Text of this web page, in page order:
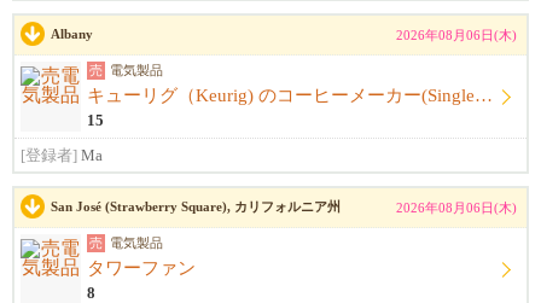
Albany 2026年08月06日(木)
売 電気製品
キューリグ（Keurig) のコーヒーメーカー(Single Serve Coffee) Maker
15
[登録者] Ma
San José (Strawberry Square), カリフォルニア州 2026年08月06日(木)
売 電気製品
タワーファン
8